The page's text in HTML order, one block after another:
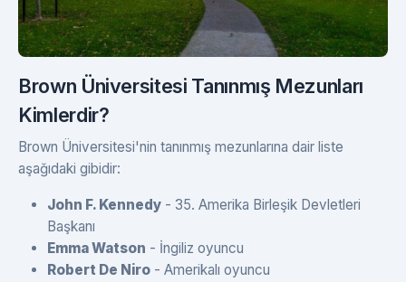
Brown Üniversitesi Tanınmış Mezunları
Kimlerdir?
Brown Üniversitesi'nin tanınmış mezunlarına dair liste
aşağıdaki gibidir:
John F. Kennedy - 35. Amerika Birleşik Devletleri
Başkanı
Emma Watson - İngiliz oyuncu
Robert De Niro - Amerikalı oyuncu